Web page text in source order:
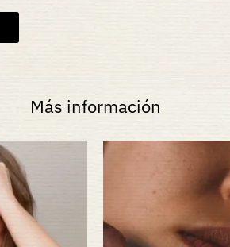
Más información